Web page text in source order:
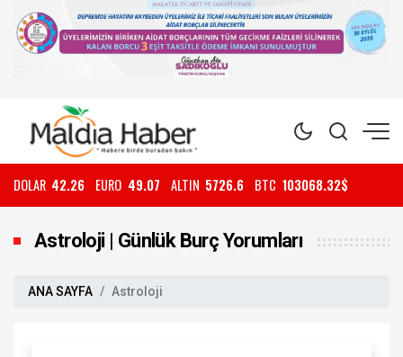
DOLAR 42.26 EURO 49.07 ALTIN 5726.6 BTC 103068.32$
Astroloji | Günlük Burç Yorumları
ANA SAYFA Astroloji